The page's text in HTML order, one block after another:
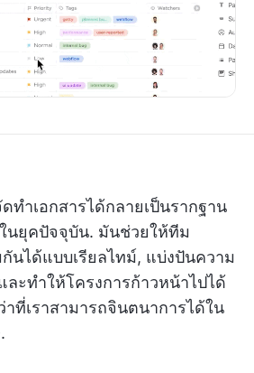
ทำเอกสารได้กลายเป็นรากฐาน
นยุคปัจจุบัน. มันช่วยให้ทีม
นได้แบบเรียลไทม์, แบ่งปันความ
ะทำให้โครงการก้าวหน้าไปได้
าที่เราสามารถจินตนาการได้ใน